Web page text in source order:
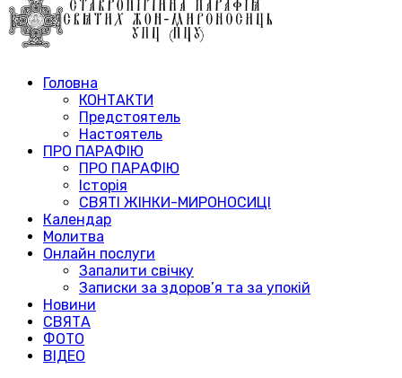
Головна
КОНТАКТИ
Предстоятель
Настоятель
ПРО ПАРАФІЮ
ПРО ПАРАФІЮ
Історія
СВЯТІ ЖІНКИ-МИРОНОСИЦІ
Календар
Молитва
Онлайн послуги
Запалити свічку
Записки за здоров’я та за упокій
Новини
СВЯТА
ФОТО
ВІДЕО